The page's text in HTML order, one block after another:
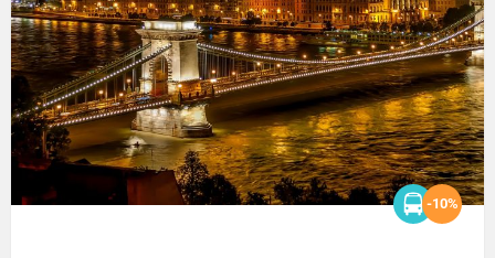
-10%